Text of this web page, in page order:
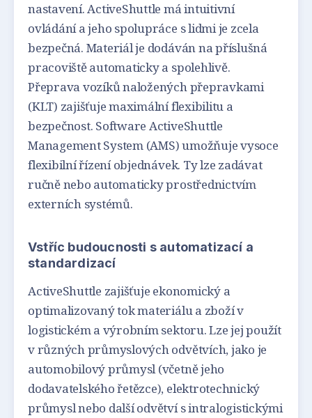
nastavení. ActiveShuttle má intuitivní
ovládání a jeho spolupráce s lidmi je zcela
bezpečná. Materiál je dodáván na příslušná
pracoviště automaticky a spolehlivě.
Přeprava vozíků naložených přepravkami
(KLT) zajišťuje maximální flexibilitu a
bezpečnost. Software ActiveShuttle
Management System (AMS) umožňuje vysoce
flexibilní řízení objednávek. Ty lze zadávat
ručně nebo automaticky prostřednictvím
externích systémů.
Vstříc budoucnosti s automatizací a
standardizací
ActiveShuttle zajišťuje ekonomický a
optimalizovaný tok materiálu a zboží v
logistickém a výrobním sektoru. Lze jej použít
v různých průmyslových odvětvích, jako je
automobilový průmysl (včetně jeho
dodavatelského řetězce), elektrotechnický
průmysl nebo další odvětví s intralogistickými